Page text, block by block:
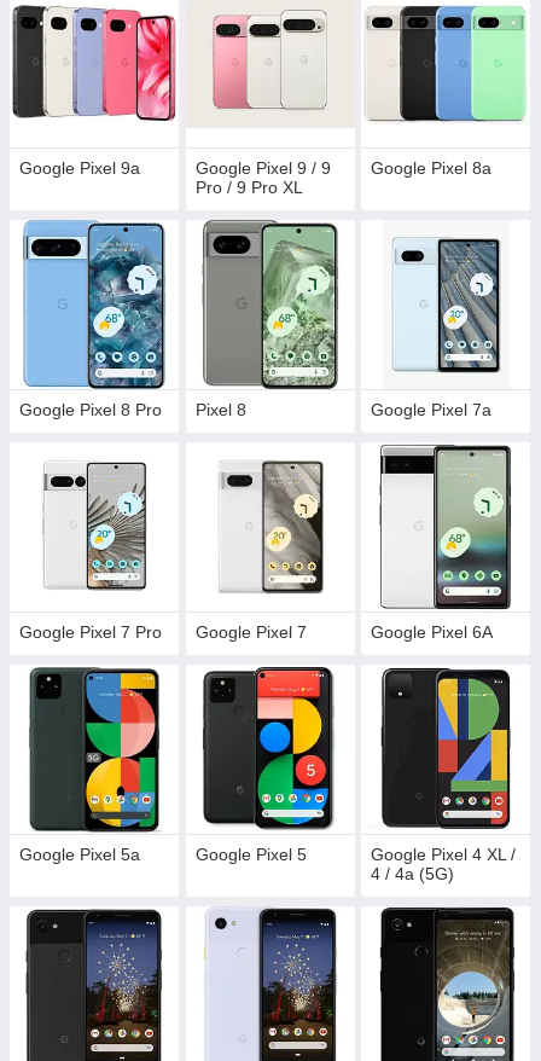
Google Pixel 9a
Google Pixel 9 / 9
Pro / 9 Pro XL
Google Pixel 8a
Google Pixel 8 Pro Pixel 8 Google Pixel 7a
Google Pixel 7 Pro Google Pixel 7 Google Pixel 6A
Google Pixel 5a Google Pixel 5
Google Pixel 4 XL /
4 / 4а (5G)